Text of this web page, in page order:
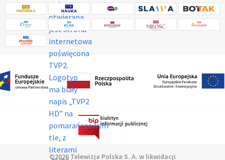
©2026 Telewizja Polska S. A. w likwidacji